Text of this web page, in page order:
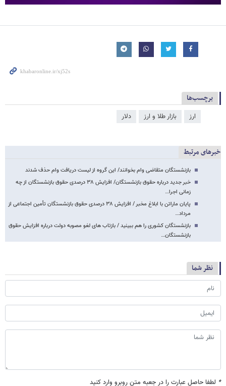
برچسب‌ها
ارز بازار طلا و ارز دلار
خبرهای مرتبط
بازنشستگان متقاضی وام بخوانند/ این گروه از لیست دریافت وام حذف شدند
خبر جدید درباره حقوق بازنشستگان/ افزایش ۳۸ درصدی حقوق بازنشستگان از چه
زمانی اجرا…
پایان ماراتن با ابلاغ مخبر / افزایش ۳۸ درصدی حقوق بازنشستگان تأمین اجتماعی از
مرداد…
بازنشستگان کشوری را هم ببینید / بازتاب های لغو مصوبه دولت درباره افزایش حقوق
بازنشستگان…
نظر شما
* لطفا حاصل عبارت را در جعبه متن روبرو وارد کنید